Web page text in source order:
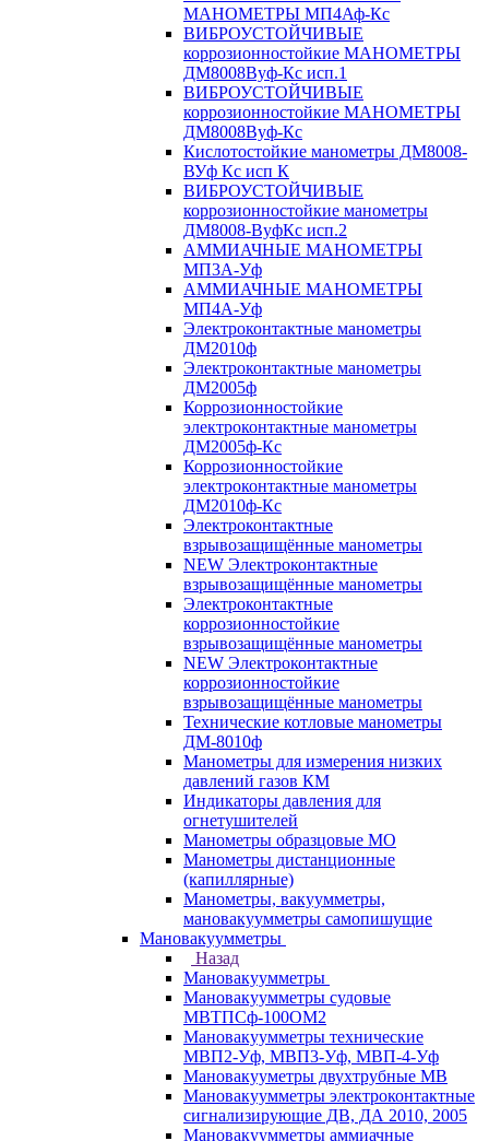
МАНОМЕТРЫ МП4Аф-Кс
ВИБРОУСТОЙЧИВЫЕ
коррозионностойкие МАНОМЕТРЫ
ДМ8008Вуф-Кс исп.1
ВИБРОУСТОЙЧИВЫЕ
коррозионностойкие МАНОМЕТРЫ
ДМ8008Вуф-Кс
Кислотостойкие манометры ДМ8008-
ВУф Кс исп К
ВИБРОУСТОЙЧИВЫЕ
коррозионностойкие манометры
ДМ8008-ВуфКс исп.2
АММИАЧНЫЕ МАНОМЕТРЫ
МП3А-Уф
АММИАЧНЫЕ МАНОМЕТРЫ
МП4А-Уф
Электроконтактные манометры
ДМ2010ф
Электроконтактные манометры
ДМ2005ф
Коррозионностойкие
электроконтактные манометры
ДМ2005ф-Кс
Коррозионностойкие
электроконтактные манометры
ДМ2010ф-Кс
Электроконтактные
взрывозащищённые манометры
NEW Электроконтактные
взрывозащищённые манометры
Электроконтактные
коррозионностойкие
взрывозащищённые манометры
NEW Электроконтактные
коррозионностойкие
взрывозащищённые манометры
Технические котловые манометры
ДМ-8010ф
Манометры для измерения низких
давлений газов КМ
Индикаторы давления для
огнетушителей
Манометры образцовые МО
Манометры дистанционные
(капиллярные)
Манометры, вакуумметры,
мановакуумметры самопишущие
Мановакуумметры
Назад
Мановакуумметры
Мановакуумметры судовые
МВТПСф-100ОМ2
Мановакуумметры технические
МВП2-Уф, МВП3-Уф, МВП-4-Уф
Мановакууметры двухтрубные МВ
Мановакуумметры электроконтактные
сигнализирующие ДВ, ДА 2010, 2005
Мановакуумметры аммиачные